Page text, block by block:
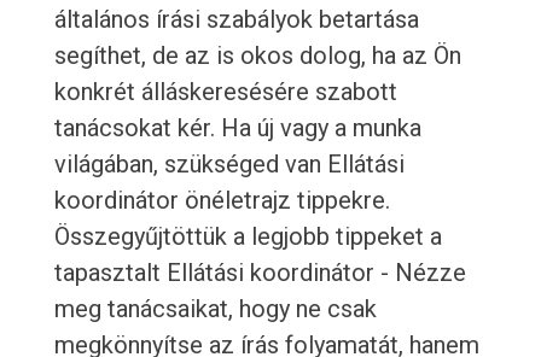
általános írási szabályok betartása
segíthet, de az is okos dolog, ha az Ön
konkrét álláskeresésére szabott
tanácsokat kér. Ha új vagy a munka
világában, szükséged van Ellátási
koordinátor önéletrajz tippekre.
Összegyűjtöttük a legjobb tippeket a
tapasztalt Ellátási koordinátor - Nézze
meg tanácsaikat, hogy ne csak
megkönnyítse az írás folyamatát, hanem